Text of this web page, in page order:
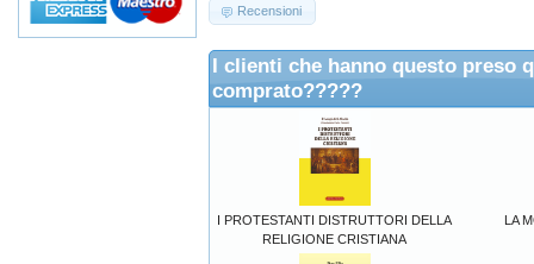
Recensioni
I clienti che hanno questo preso
comprato?????
I PROTESTANTI DISTRUTTORI DELLA
RELIGIONE CRISTIANA
LA